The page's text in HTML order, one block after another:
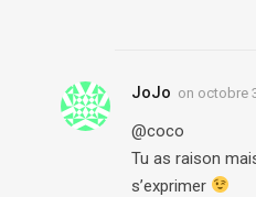
JoJo on octobre
@coco
Tu as raison
s’exprimer